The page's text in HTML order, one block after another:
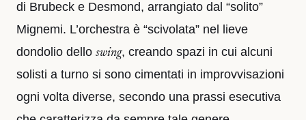
di Brubeck e Desmond, arrangiato dal “solito”
Mignemi. L’orchestra è “scivolata” nel lieve
dondolio dello swing, creando spazi in cui alcuni
solisti a turno si sono cimentati in improvvisazioni
ogni volta diverse, secondo una prassi esecutiva